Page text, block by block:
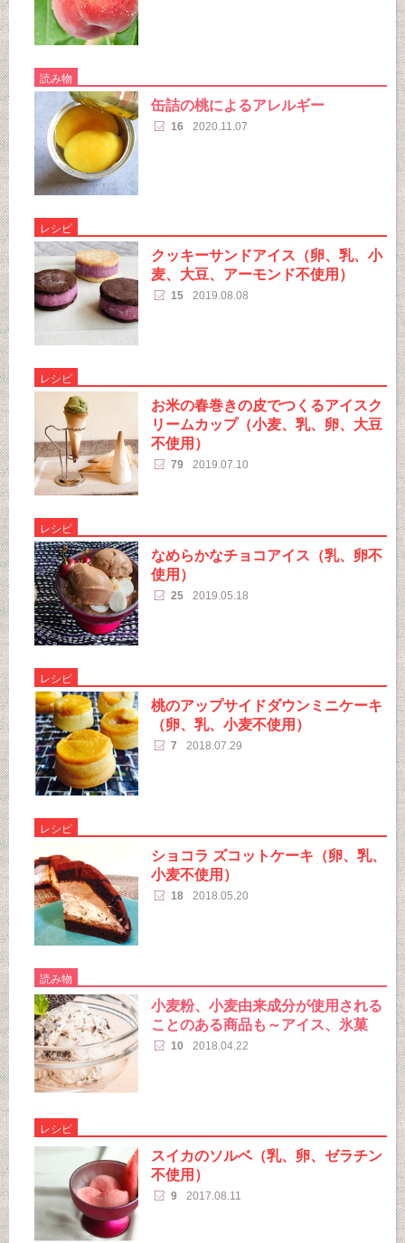
読み物
缶詰の桃によるアレルギー
16 2020.11.07
レシピ
クッキーサンドアイス（卵、乳、小
麦、大豆、アーモンド不使用）
15 2019.08.08
レシピ
お米の春巻きの皮でつくるアイスク
リームカップ（小麦、乳、卵、大豆
不使用）
79 2019.07.10
レシピ
なめらかなチョコアイス（乳、卵不
使用）
25 2019.05.18
レシピ
桃のアップサイドダウンミニケーキ
（卵、乳、小麦不使用）
7 2018.07.29
レシピ
ショコラ ズコットケーキ（卵、乳、
小麦不使用）
18 2018.05.20
読み物
小麦粉、小麦由来成分が使用される
ことのある商品も～アイス、氷菓
10 2018.04.22
レシピ
スイカのソルベ（乳、卵、ゼラチン
不使用）
9 2017.08.11